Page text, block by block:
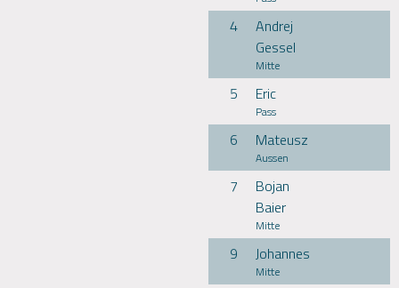
4
Andrej
Gessel
Mitte
5 Eric
Pass
6 Mateusz
Aussen
7
Bojan
Baier
Mitte
9 Johannes
Mitte